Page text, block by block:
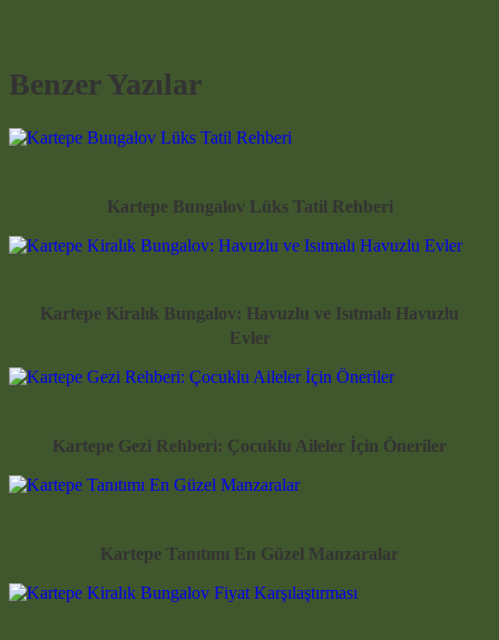
Benzer Yazılar
Kartepe Bungalov Lüks Tatil Rehberi
Kartepe Kiralık Bungalov: Havuzlu ve Isıtmalı Havuzlu
Evler
Kartepe Gezi Rehberi: Çocuklu Aileler İçin Öneriler
Kartepe Tanıtımı En Güzel Manzaralar